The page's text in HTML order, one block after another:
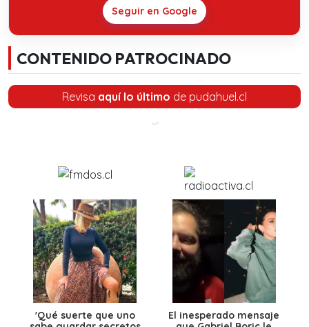
Seguir en Google
CONTENIDO PATROCINADO
Revisa aquí lo último de pudahuel.cl
'Qué suerte que uno
El inesperado mensaje